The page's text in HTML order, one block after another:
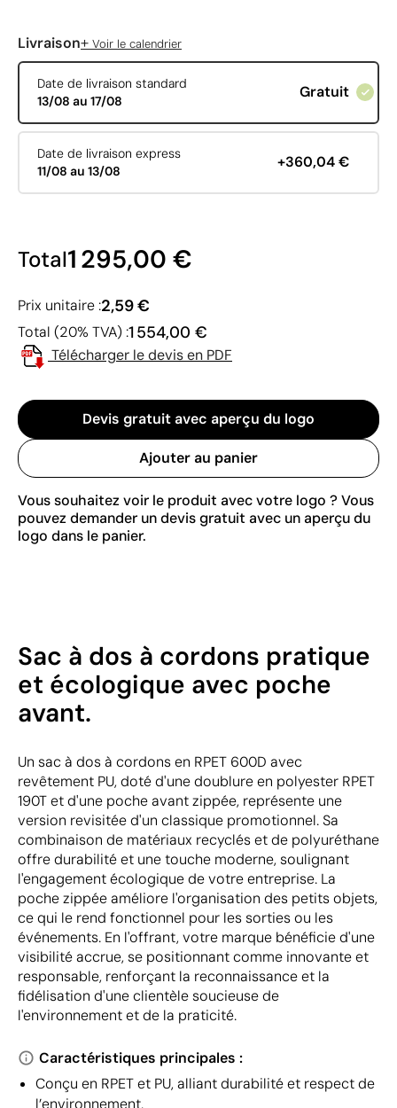
Livraison+ Voir le calendrier
Date de livraison standard
13/08 au 17/08
Gratuit
Date de livraison express
11/08 au 13/08
+360,04 €
Total1 295,00 €
Prix unitaire :2,59 €
Total (20% TVA) :1 554,00 €
Télécharger le devis en PDF
Devis gratuit avec aperçu du logo
Ajouter au panier
Vous souhaitez voir le produit avec votre logo ? Vous
pouvez demander un devis gratuit avec un aperçu du
logo dans le panier.
Sac à dos à cordons pratique
et écologique avec poche
avant.
Un sac à dos à cordons en RPET 600D avec
revêtement PU, doté d'une doublure en polyester RPET
190T et d'une poche avant zippée, représente une
version revisitée d'un classique promotionnel. Sa
combinaison de matériaux recyclés et de polyuréthane
offre durabilité et une touche moderne, soulignant
l'engagement écologique de votre entreprise. La
poche zippée améliore l'organisation des petits objets,
ce qui le rend fonctionnel pour les sorties ou les
événements. En l'offrant, votre marque bénéficie d'une
visibilité accrue, se positionnant comme innovante et
responsable, renforçant la reconnaissance et la
fidélisation d'une clientèle soucieuse de
l'environnement et de la praticité.
Caractéristiques principales :
Conçu en RPET et PU, alliant durabilité et respect de
l’environnement.